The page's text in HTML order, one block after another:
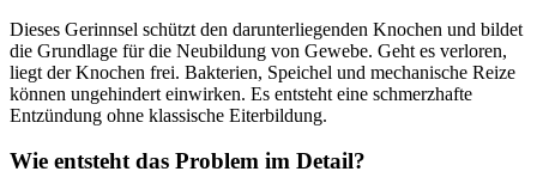
Dieses Gerinnsel schützt den darunterliegenden Knochen und bildet
die Grundlage für die Neubildung von Gewebe. Geht es verloren,
liegt der Knochen frei. Bakterien, Speichel und mechanische Reize
können ungehindert einwirken. Es entsteht eine schmerzhafte
Entzündung ohne klassische Eiterbildung.
Wie entsteht das Problem im Detail?